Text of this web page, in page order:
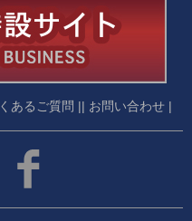
あるご質問 || お問い合わせ |